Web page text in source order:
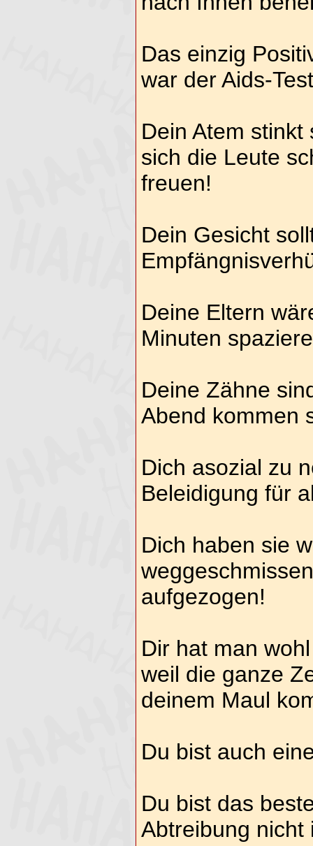
Das einzig
war der Aids-
Dein Atem
sich die Leute
freuen!
Dein Gesicht
Deine Eltern
Minuten
Deine Zähne
Abend kommen
Dich asozial zu
Beleidigung für
Dich haben sie
aufgezogen!
Dir hat man
weil die ganze
deinem Maul
Du bist auch
Du bist das
Abtreibung nicht